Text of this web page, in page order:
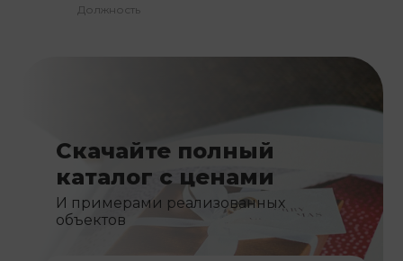
Должность
Скачайте полный
каталог с ценами
И примерами реализованных
объектов